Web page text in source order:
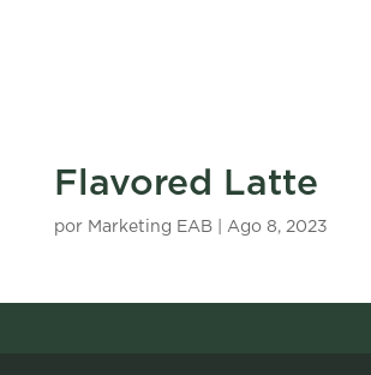
Flavored Latte
por Marketing EAB| Ago 8, 2023